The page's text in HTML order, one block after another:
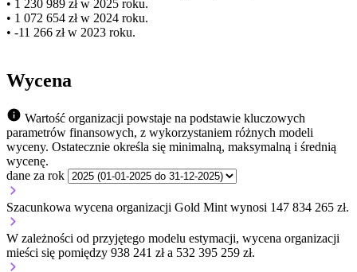
• 1 230 989 zł w 2025 roku.
• 1 072 654 zł w 2024 roku.
• -11 266 zł w 2023 roku.
Wycena
Wartość organizacji powstaje na podstawie kluczowych
parametrów finansowych, z wykorzystaniem różnych modeli
wyceny. Ostatecznie określa się minimalną, maksymalną i średnią
wycenę.
dane za rok
Szacunkowa wycena organizacji Gold Mint wynosi 147 834 265 zł.
W zależności od przyjętego modelu estymacji, wycena organizacji
mieści się pomiędzy 938 241 zł a 532 395 259 zł.